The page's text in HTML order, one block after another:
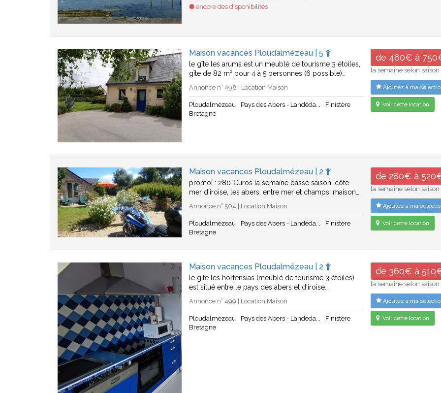
encore des disponibilités
Maison vacances Ploudalmézeau | 5
le gîte les arums est un meublé de tourisme 3 étoiles,
gîte de 82 m² pour 4 à 5 personnes (6 possible)…
Annonce n° 498 | Location Maison
Ploudalmézeau Pays des Abers - Landéda...
Finistère
Bretagne
de 460€ à
la semaine selon saison
Ajoutez à ma
Voir cette location
Maison vacances Ploudalmézeau | 2
promo! : 280 €uros la semaine basse saison. côte
mer d'iroise, les abers, entre mer et champs, maison…
Annonce n° 504 | Location Maison
Ploudalmézeau Pays des Abers - Landéda...
Finistère
Bretagne
de 280€ à
la semaine selon saison
Ajoutez à ma
Voir cette location
Maison vacances Ploudalmézeau | 2
le gite les hortensias (meublé de tourisme 3 étoiles)
est situé entre le pays des abers et d'iroise.…
Annonce n° 499 | Location Maison
Ploudalmézeau Pays des Abers - Landéda...
Finistère
Bretagne
de 360€ à
la semaine selon saison
Ajoutez à ma
Voir cette location